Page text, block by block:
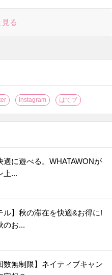
見る
instagram はてブ
適に遊べる。WHATAWONが
上...
ル】秋の滞在を快適&お得に!
のお...
数無制限】ネイティブキャン